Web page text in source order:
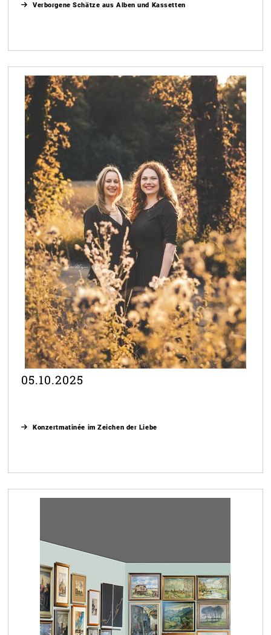
Verborgene Schätze aus Alben und Kassetten
05.10.2025
Konzertmatinée im Zeichen der Liebe